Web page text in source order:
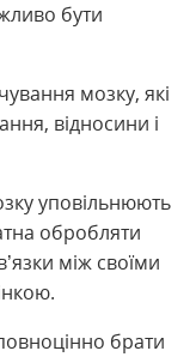
бути
мозку, які
відносини і
уповільнюють
обробляти
між своїми
брати